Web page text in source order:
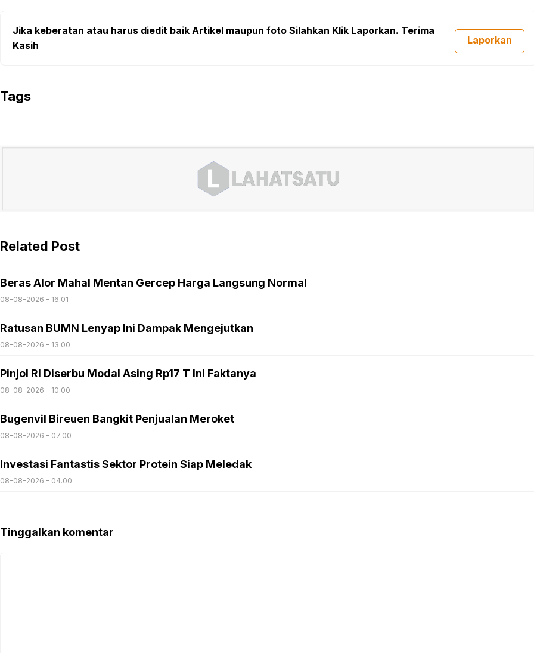
Jika keberatan atau harus diedit baik Artikel maupun foto Silahkan Klik Laporkan. Terima
Kasih
Laporkan
Tags
Related Post
Beras Alor Mahal Mentan Gercep Harga Langsung Normal
08-08-2026 - 16.01
Ratusan BUMN Lenyap Ini Dampak Mengejutkan
08-08-2026 - 13.00
Pinjol RI Diserbu Modal Asing Rp17 T Ini Faktanya
08-08-2026 - 10.00
Bugenvil Bireuen Bangkit Penjualan Meroket
08-08-2026 - 07.00
Investasi Fantastis Sektor Protein Siap Meledak
08-08-2026 - 04.00
Tinggalkan komentar